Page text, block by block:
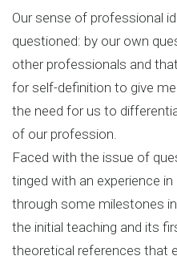
Our sense of professional
questioned: by our own
other professionals and
for self-definition to give
the need for us to
of our profession.
Faced with the issue of
tinged with an experience
through some milestones
the initial teaching and its
theoretical references that